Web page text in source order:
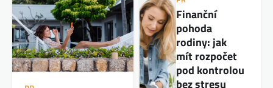
Finanční
pohoda
rodiny: jak
mít rozpočet
pod kontrolou
bez stresu